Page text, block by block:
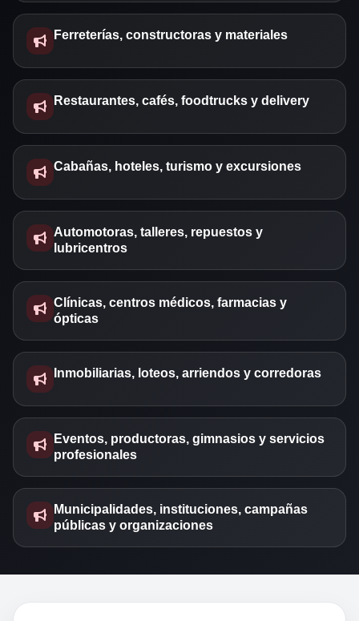
Ferreterías, constructoras y materiales
Restaurantes, cafés, foodtrucks y delivery
Cabañas, hoteles, turismo y excursiones
Automotoras, talleres, repuestos y
lubricentros
Clínicas, centros médicos, farmacias y
ópticas
Inmobiliarias, loteos, arriendos y corredoras
Eventos, productoras, gimnasios y servicios
profesionales
Municipalidades, instituciones, campañas
públicas y organizaciones